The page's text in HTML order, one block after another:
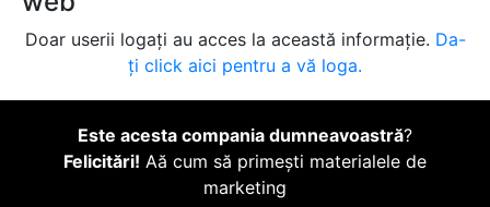
Doar userii logați au acces la această informație. Da-
ți click aici pentru a vă loga.
Este acesta compania dumneavoastră?
Felicitări! Aă cum să primești materialele de
marketing